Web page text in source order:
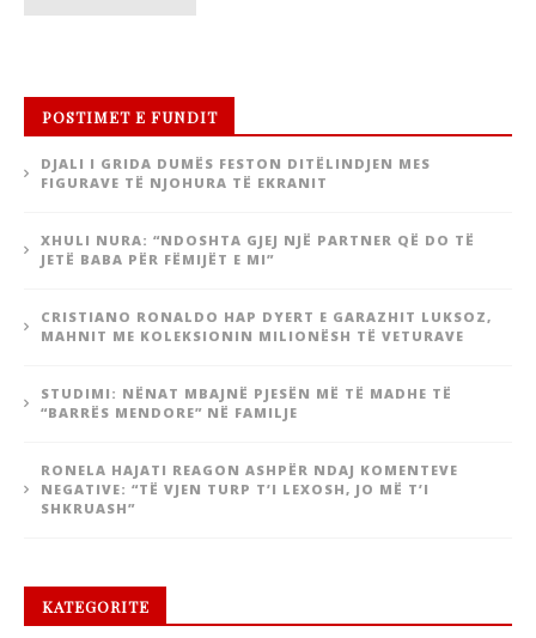
POSTIMET E FUNDIT
DJALI I GRIDA DUMËS FESTON DITËLINDJEN MES
FIGURAVE TË NJOHURA TË EKRANIT
XHULI NURA: “NDOSHTA GJEJ NJË PARTNER QË DO TË
JETË BABA PËR FËMIJËT E MI”
CRISTIANO RONALDO HAP DYERT E GARAZHIT LUKSOZ,
MAHNIT ME KOLEKSIONIN MILIONËSH TË VETURAVE
STUDIMI: NËNAT MBAJNË PJESËN MË TË MADHE TË
“BARRËS MENDORE” NË FAMILJE
RONELA HAJATI REAGON ASHPËR NDAJ KOMENTEVE
NEGATIVE: “TË VJEN TURP T’I LEXOSH, JO MË T’I
SHKRUASH”
KATEGORITE